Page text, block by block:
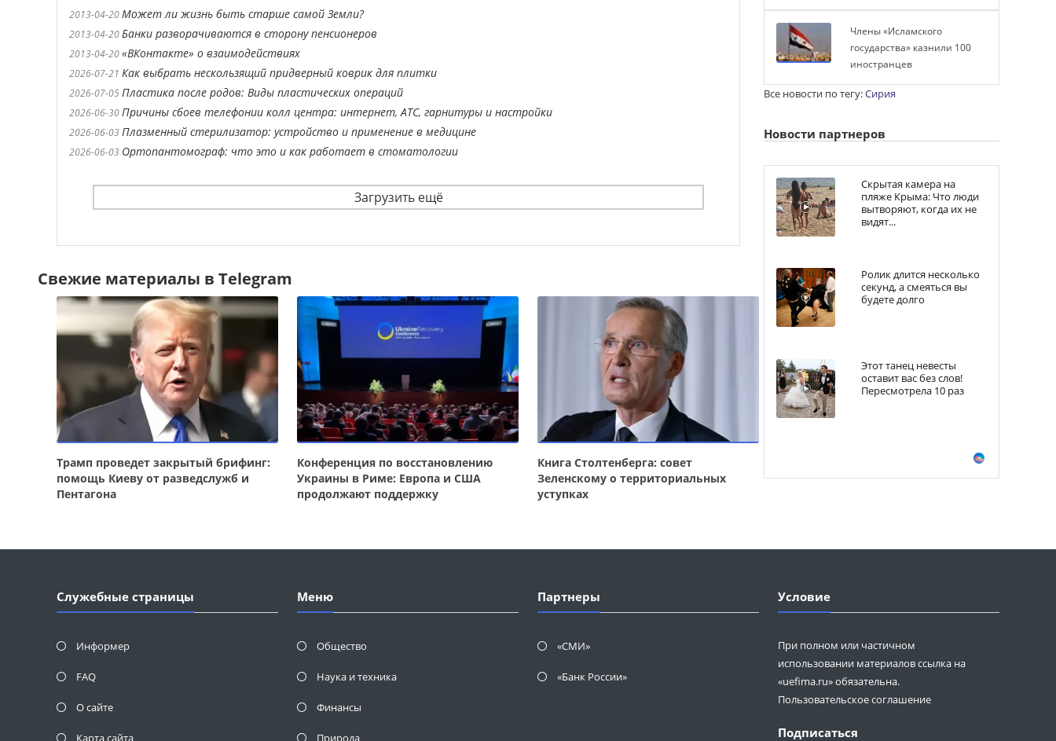
2013-04-20Может ли жизнь быть старше самой Земли?
2013-04-20Банки разворачиваются в сторону пенсионеров
2013-04-20«ВКонтакте» о взаимодействиях
2026-07-21 Как выбрать нескользящий придверный коврик для плитки
2026-07-05Пластика после родов: Виды пластических операций
2026-06-30Причины сбоев телефонии колл центра: интернет, АТС, гарнитуры и настройки
2026-06-03Плазменный стерилизатор: устройство и применение в медицине
2026-06-03 Ортопантомограф: что это и как работает в стоматологии
Загрузить ещё
Свежие материалы в Telegram
Трамп проведет закрытый брифинг:
помощь Киеву от разведслужб и
Пентагона
Конференция по восстановлению
Украины в Риме: Европа и США
продолжают поддержку
Книга Столтенберга: совет
Зеленскому о территориальных
уступках
Члены «Исламского
государства» казнили 100
иностранцев
Все новости по тегу:Сирия
Новости партнеров
Скрытая камера на
пляже Крыма: Что люди
вытворяют, когда их не
видят...
Ролик длится несколько
секунд, а смеяться вы
будете долго
Этот танец невесты
оставит вас без слов!
Пересмотрела 10 раз
Служебные страницы
Информер
FAQ
О сайте
Карта сайта
Меню
Общество
Наука и техника
Финансы
Природа
Партнеры
«СМИ»
«Банк России»
Условие
При полном или частичном
использовании материалов ссылка на
«uefima.ru» обязательна.
Пользовательское соглашение
Подписаться